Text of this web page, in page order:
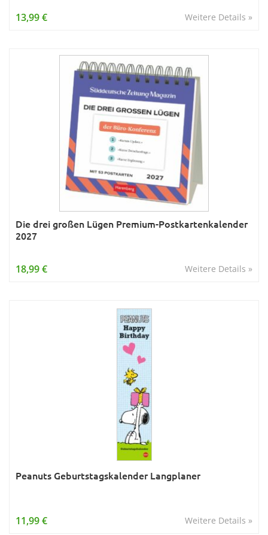
Young Adult
Weitere Details »
13,99 €
Die drei großen Lügen Premium-Postkartenkalender
2027
Weitere Details »
18,99 €
Peanuts Geburtstagskalender Langplaner
Weitere Details »
11,99 €